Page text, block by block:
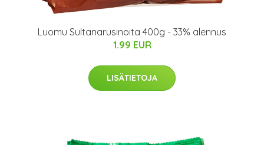
Luomu Sultanarusinoita 400g - 33% alennus
1.99 EUR
LISÄTIETOJA